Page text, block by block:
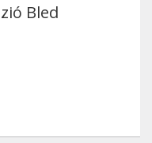
Bled